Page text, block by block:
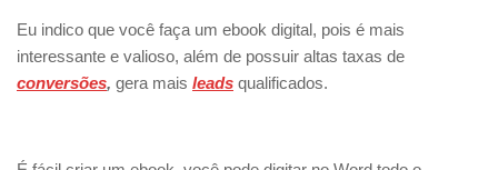
Eu indico que você faça um ebook digital, pois é mais
interessante e valioso, além de possuir altas taxas de
conversões, gera mais leads qualificados.